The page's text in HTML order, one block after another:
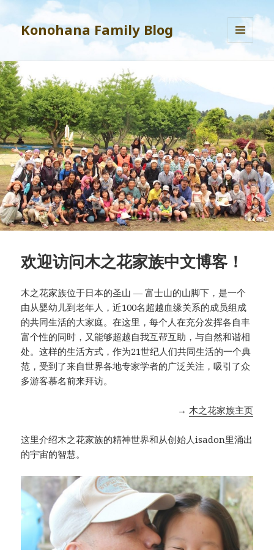
Konohana Family Blog
MENU
AND
欢迎访问木之花家族中文博客！
木之花家族位于日本的圣山 — 富士山的山脚下，是一个
由从婴幼儿到老年人，近100名超越血缘关系的成员组成
的共同生活的大家庭。在这里，每个人在充分发挥各自丰
富个性的同时，又能够超越自我互帮互助，与自然和谐相
处。这样的生活方式，作为21世纪人们共同生活的一个典
范，受到了来自世界各地专家学者的广泛关注，吸引了众
多游客慕名前来拜访。
→ 木之花家族主页
这里介绍木之花家族的精神世界和从创始人isadon里涌出
的宇宙的智慧。